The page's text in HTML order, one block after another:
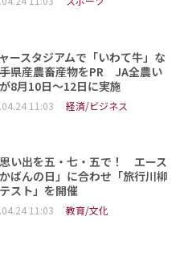
ースタジアムで「いわて牛」な
県産農畜産物をPR JA全農い
8月10日～12日に実施
11:03 経済/ビジネス
い出を五・七・五で！ エース
ばんの日」に合わせ「旅行川柳
スト」を開催
11:03 教育/文化